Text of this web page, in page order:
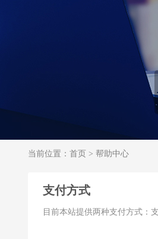
当前位置： 首页 > 帮助中心
支付方式
目前本站提供两种支付方式：